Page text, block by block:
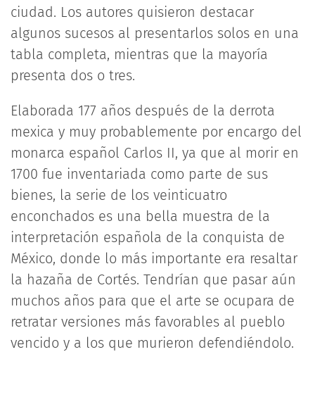
ciudad. Los autores quisieron destacar
algunos sucesos al presentarlos solos en una
tabla completa, mientras que la mayoría
presenta dos o tres.
Elaborada 177 años después de la derrota
mexica y muy probablemente por encargo del
monarca español Carlos II, ya que al morir en
1700 fue inventariada como parte de sus
bienes, la serie de los veinticuatro
enconchados es una bella muestra de la
interpretación española de la conquista de
México, donde lo más importante era resaltar
la hazaña de Cortés. Tendrían que pasar aún
muchos años para que el arte se ocupara de
retratar versiones más favorables al pueblo
vencido y a los que murieron defendiéndolo.